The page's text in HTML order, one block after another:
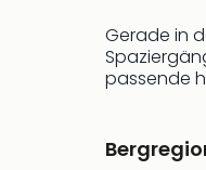
Gerade in
passende